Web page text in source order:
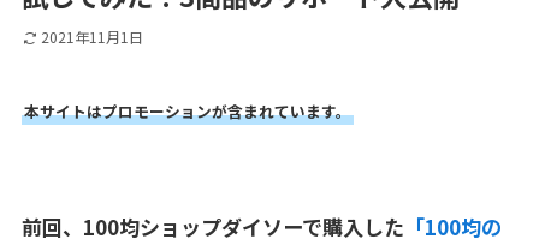
2021年11月1日
本サイトはプロモーションが含まれています。
前回、100均ショップダイソーで購入した 「100均の